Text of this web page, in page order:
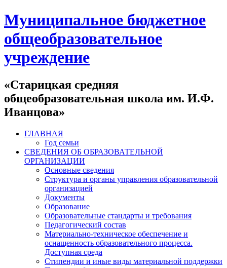
Муниципальное бюджетное
общеобразовательное
учреждение
«Старицкая средняя
общеобразовательная школа им. И.Ф.
Иванцова»
ГЛАВНАЯ
Год семьи
СВЕДЕНИЯ ОБ ОБРАЗОВАТЕЛЬНОЙ
ОРГАНИЗАЦИИ
Основные сведения
Структура и органы управления образовательной
организацией
Документы
Образование
Образовательные стандарты и требования
Педагогический состав
Материально-техническое обеспечение и
оснащенность образовательного процесса.
Доступная среда
Стипендии и иные виды материальной поддержки